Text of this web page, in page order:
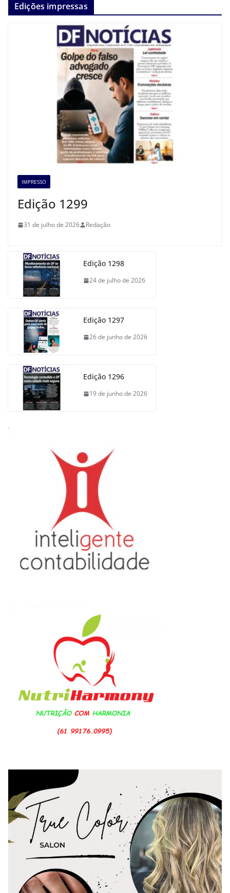
Edições impressas
IMPRESSO
Edição 1299
31 de julho de 2026 Redação
Edição 1298
24 de julho de 2026
Edição 1297
26 de junho de 2026
Edição 1296
19 de junho de 2026